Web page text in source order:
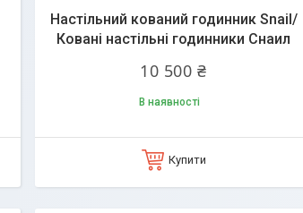
Настільний кований годинник Snail/
Ковані настільні годинники Снаил
10 500 ₴
В наявності
Купити